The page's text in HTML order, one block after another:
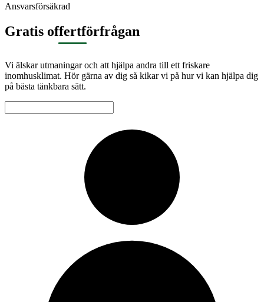
Ansvarsförsäkrad
Gratis offertförfrågan
Vi älskar utmaningar och att hjälpa andra till ett friskare
inomhusklimat. Hör gärna av dig så kikar vi på hur vi kan hjälpa dig
på bästa tänkbara sätt.